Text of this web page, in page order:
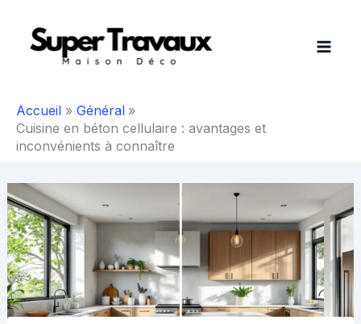
contenu
Accueil
Général
Cuisine en béton cellulaire : avantages et
inconvénients à connaître